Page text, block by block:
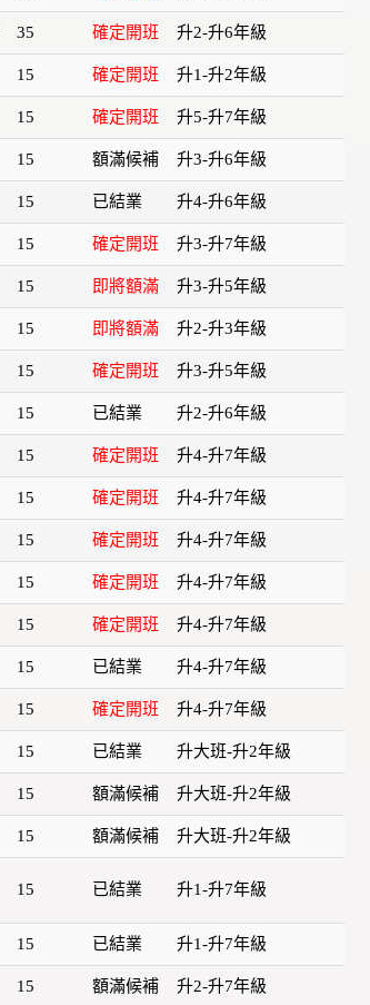
35 確定開班 升2-升6年級
15 確定開班 升1-升2年級
15 確定開班 升5-升7年級
15 額滿候補 升3-升6年級
15 已結業 升4-升6年級
15 確定開班 升3-升7年級
15 即將額滿 升3-升5年級
15 即將額滿 升2-升3年級
15 確定開班 升3-升5年級
15 已結業 升2-升6年級
15 確定開班 升4-升7年級
15 確定開班 升4-升7年級
15 確定開班 升4-升7年級
15 確定開班 升4-升7年級
15 確定開班 升4-升7年級
15 已結業 升4-升7年級
15 確定開班 升4-升7年級
15 已結業 升大班-升2年級
15 額滿候補 升大班-升2年級
15 額滿候補 升大班-升2年級
15 已結業 升1-升7年級
15 已結業 升1-升7年級
15 額滿候補 升2-升7年級